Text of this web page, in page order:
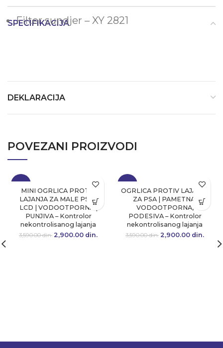
SPECIFIKACIJA
Filter sundjer – XY 2821
DEKLARACIJA
POVEZANI PROIZVODI
MINI OGRLICA PROTIV
LAJANJA ZA MALE PSE |
LCD | VODOOTPORNA |
PUNJIVA – Kontrolor
nekontrolisanog lajanja
3,590.00din. Originalna cena
2,900.00 din.
Trenutna
OGRLICA PROTIV LAJANJA
ZA PSA | PAMETNA,
VODOOTPORNA,
PODESIVA – Kontrolor
nekontrolisanog lajanja
3,590.00din. Originalna cena
2,900.00 din.